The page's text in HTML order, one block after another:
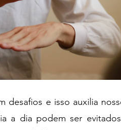
desafios e isso auxilia
a dia podem ser